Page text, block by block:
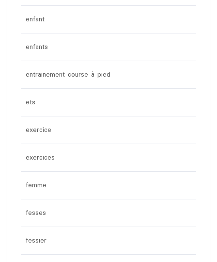
enfant
enfants
entrainement course à pied
ets
exercice
exercices
femme
fesses
fessier